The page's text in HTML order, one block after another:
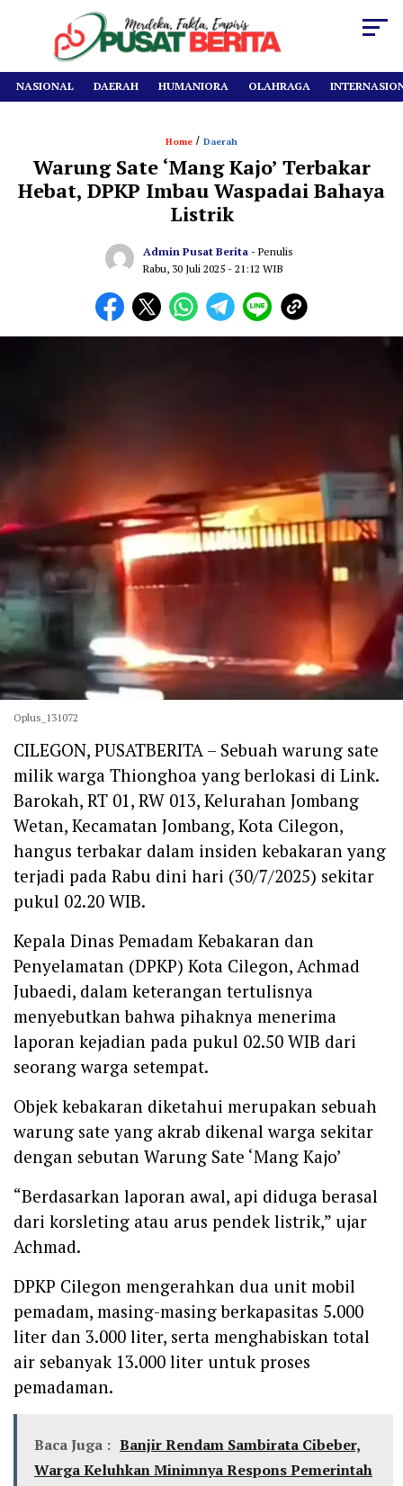
NASIONAL DAERAH HUMANIORA OLAHRAGA
Home / Daerah
Warung Sate ‘Mang Kajo’ Terbakar
Hebat, DPKP Imbau Waspadai Bahaya
Listrik
Admin Pusat Berita - Penulis
Rabu, 30 Juli 2025 - 21:12 WIB
Oplus_131072
CILEGON, PUSATBERITA – Sebuah warung sate
milik warga Thionghoa yang berlokasi di Link.
Barokah, RT 01, RW 013, Kelurahan Jombang
Wetan, Kecamatan Jombang, Kota Cilegon,
hangus terbakar dalam insiden kebakaran yang
terjadi pada Rabu dini hari (30/7/2025) sekitar
pukul 02.20 WIB.
Kepala Dinas Pemadam Kebakaran dan
Penyelamatan (DPKP) Kota Cilegon, Achmad
Jubaedi, dalam keterangan tertulisnya
menyebutkan bahwa pihaknya menerima
laporan kejadian pada pukul 02.50 WIB dari
seorang warga setempat.
Objek kebakaran diketahui merupakan sebuah
warung sate yang akrab dikenal warga sekitar
dengan sebutan Warung Sate ‘Mang Kajo’
“Berdasarkan laporan awal, api diduga berasal
dari korsleting atau arus pendek listrik,” ujar
Achmad.
DPKP Cilegon mengerahkan dua unit mobil
pemadam, masing-masing berkapasitas 5.000
liter dan 3.000 liter, serta menghabiskan total
air sebanyak 13.000 liter untuk proses
pemadaman.
Baca Juga : Banjir Rendam Sambirata Cibeber,
Warga Keluhkan Minimnya Respons Pemerintah